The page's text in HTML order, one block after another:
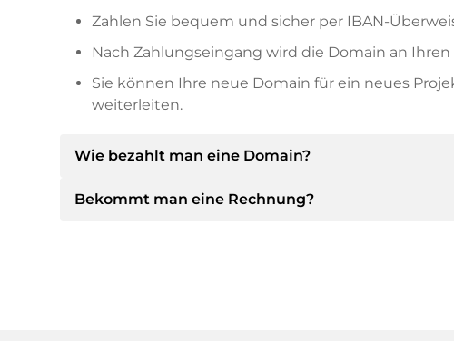
Zahlen Sie bequem und sicher per IBAN-
Nach Zahlungseingang wird die Domain an
Sie können Ihre neue Domain für ein neues
weiterleiten.
Wie bezahlt man eine Domain?
Nach einer Einigung wird der Inhaber Ihnen die
Bekommt man eine Rechnung?